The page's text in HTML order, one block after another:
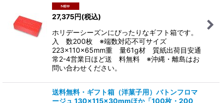
27,375円(税込)
ホリデーシーズンにぴったりなギフト箱です。
入 数200枚 ※端数対応不可サイズ
223×110×65mm重 量61g材 質紙出荷目安通
常2-4営業日ほど送 料無料 ※沖縄・離島はお
問い合わせください。
送料無料・ギフト箱（洋菓子用）バトンフロマ
ージュ 130×115×30mmほか「100枚・200